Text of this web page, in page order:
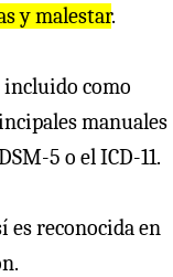
y malestar.
incluido como
manuales
5 o el ICD-11.
es reconocida en